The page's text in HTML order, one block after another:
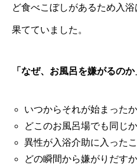
ど食べこぼしがあるため入
果てていました。
「なぜ、お風呂を嫌がるのか
いつからそれが始まった
どこのお風呂場でも同じ
異性が入浴介助に入った
どの瞬間から嫌がりだす